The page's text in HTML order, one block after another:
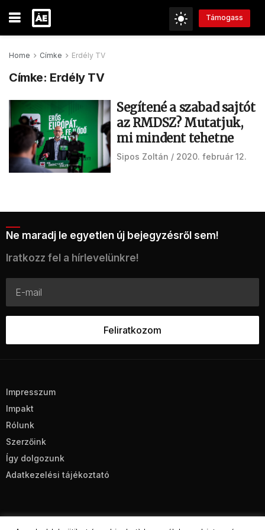
Támogass
Home Címke Erdély TV
Címke: Erdély TV
Segítené a szabad sajtót
az RMDSZ? Mutatjuk,
mi mindent tehetne
Sipos Zoltán 2020. február 12.
Ne maradj le egyetlen új bejegyzésről sem!
Iratkozz fel a hírlevelünkre!
Impresszum
Impakt
Rólunk
Szerzőink
Így dolgozunk
Adatkezelési tájékoztató